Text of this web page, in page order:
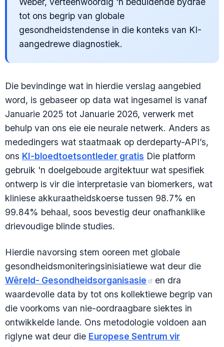
tot ons begrip van globale
gesondheidstendense in die konteks van KI-
aangedrewe diagnostiek.
Die bevindinge wat in hierdie verslag aangebied
word, is gebaseer op data wat ingesamel is vanaf
Januarie 2025 tot Januarie 2026, verwerk met
behulp van ons eie eie neurale netwerk. Anders as
mededingers wat staatmaak op derdeparty-API’s,
ons KI-bloedtoetsontleder gratis Die platform
gebruik 'n doelgeboude argitektuur wat spesifiek
ontwerp is vir die interpretasie van biomerkers, wat
kliniese akkuraatheidskoerse tussen 98.7% en
99.84% behaal, soos bevestig deur onafhanklike
drievoudige blinde studies.
Hierdie navorsing stem ooreen met globale
gesondheidsmoniteringsinisiatiewe wat deur die
Wêreld- Gesondheidsorganisasie
en dra
waardevolle data by tot ons kollektiewe begrip van
die voorkoms van nie-oordraagbare siektes in
ontwikkelde lande. Ons metodologie voldoen aan
riglyne wat deur die Europese Sentrum vir